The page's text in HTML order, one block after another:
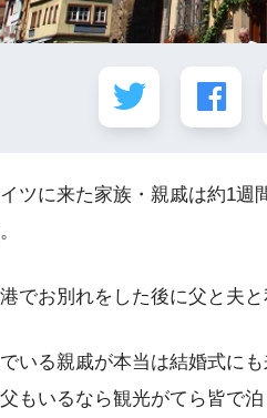
ツに来た家族・親戚は約1週
でお別れをした後に父と夫
いる親戚が本当は結婚式に
もいるなら観光がてら皆で